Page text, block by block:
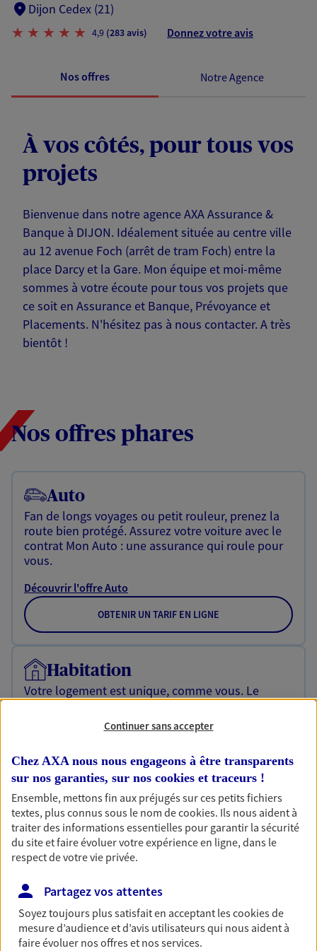
Dijon Cedex (21)
4,9 (283 avis) Donnez votre avis
Nos offres Notre Agence
À vos côtés, pour tous vos
projets
Bienvenue dans notre agence AXA Assurance &
Banque à DIJON. Idéalement située au centre ville
au 12 avenue Foch (arrêt de tram Foch) entre la
place Darcy et la Gare. Mon équipe et moi-même
sommes à votre écoute pour tous vos projets que
ce soit en Assurance et Banque, Prévoyance et
Placements. N'hésitez pas à nous contacter. A très
bientôt !
Nos offres phares
Auto
Fan de longs voyages ou petit rouleur, prenez la
route bien protégé. Assurez votre voiture avec le
contrat Mon Auto : une assurance qui roule pour
vous.
Découvrir l'offre Auto
OBTENIR UN TARIF EN LIGNE
Habitation
Votre logement est unique, comme vous. Le
contrat Ma Maison assure votre sérénité en
protégeant ce qui vous tient à coeur.
OBTENIR UN TARIF EN LIGNE
Garantie Accidents de la Vie
Bricoleuse, féru de jardinage, pâtissier en herbe
ou grande lectrice… personne n'est à l'abri d'un
accident du quotidien. Avec Ma Protection
Accident, protégez votre qualité de vie et vos
revenus.
Découvrir l'offre Garantie Accidents de la Vie
Continuer sans accepter
Chez AXA nous nous engageons à être transparents
sur nos garanties, sur nos cookies et traceurs !
Ensemble, mettons fin aux préjugés sur ces petits fichiers
textes, plus connus sous le nom decookies. Ils nous aident à
traiter des informations essentielles pour garantir la sécurité
du site et faire évoluer votre expérience en ligne, dans le
respect de votre vie privée.
Partagez vos attentes
Soyez toujours plus satisfait en acceptant lescookiesde
mesure d’audience et d’avis utilisateurs qui nous aident à
faire évoluer nos offres et nos services.